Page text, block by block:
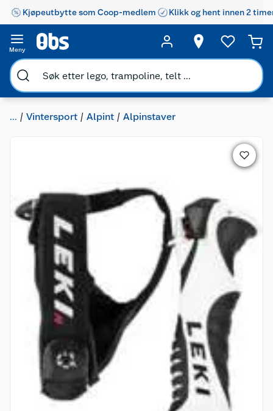
Kjøpeutbytte som Coop-medlem Klikk og hent innen 2
Meny
... Vintersport Alpint Alpinstaver